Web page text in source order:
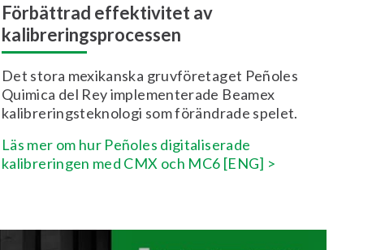
Förbättrad effektivitet av
kalibreringsprocessen
Det stora mexikanska gruvföretaget Peñoles
Quimica del Rey implementerade Beamex
kalibreringsteknologi som förändrade spelet.
Läs mer om hur Peñoles digitaliserade
kalibreringen med CMX och MC6 [ENG] >